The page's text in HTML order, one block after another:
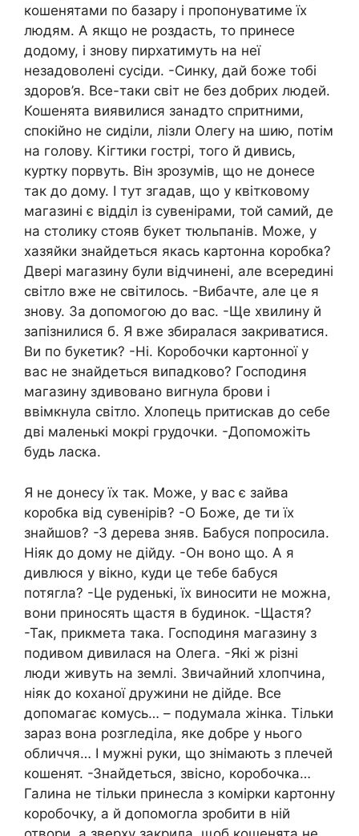
кошенятами по базару і пропонуватиме їх
людям. А якщо не роздасть, то принесе
додому, і знову пирхатимуть на неї
незадоволені сусіди. -Синку, дай боже тобі
здоров’я. Все-таки світ не без добрих людей.
Кошенята виявилися занадто спритними,
спокійно не сиділи, лізли Олегу на шию, потім
на голову. Кігтики гострі, того й дивись,
куртку порвуть. Він зрозумів, що не донесе
так до дому. І тут згадав, що у квітковому
магазині є відділ із сувенірами, той самий, де
на столику стояв букет тюльпанів. Може, у
хазяйки знайдеться якась картонна коробка?
Двері магазину були відчинені, але всередині
світло вже не світилось. -Вибачте, але це я
знову. За допомогою до вас. -Ще хвилину й
запізнилися б. Я вже збиралася закриватися.
Ви по букетик? -Ні. Коробочки картонної у
вас не знайдеться випадково? Господиня
магазину здивовано вигнула брови і
ввімкнула світло. Хлопець притискав до себе
дві маленькі мокрі грудочки. -Допоможіть
будь ласка.
Я не донесу їх так. Може, у вас є зайва
коробка від сувенірів? -О Боже, де ти їх
знайшов? -З дерева зняв. Бабуся попросила.
Ніяк до дому не дійду. -Он воно що. А я
дивлюся у вікно, куди це тебе бабуся
потягла? -Це руденькі, їх виносити не можна,
вони приносять щастя в будинок. -Щастя?
-Так, прикмета така. Господиня магазину з
подивом дивилася на Олега. -Які ж різні
люди живуть на землі. Звичайний хлопчина,
ніяк до коханої дружини не дійде. Все
допомагає комусь… – подумала жінка. Тільки
зараз вона розгледіла, яке добре у нього
обличчя… І мужні руки, що знімають з плечей
кошенят. -Знайдеться, звісно, ​​коробочка…
Галина не тільки принесла з комірки картонну
коробочку, а й допомогла зробити в ній